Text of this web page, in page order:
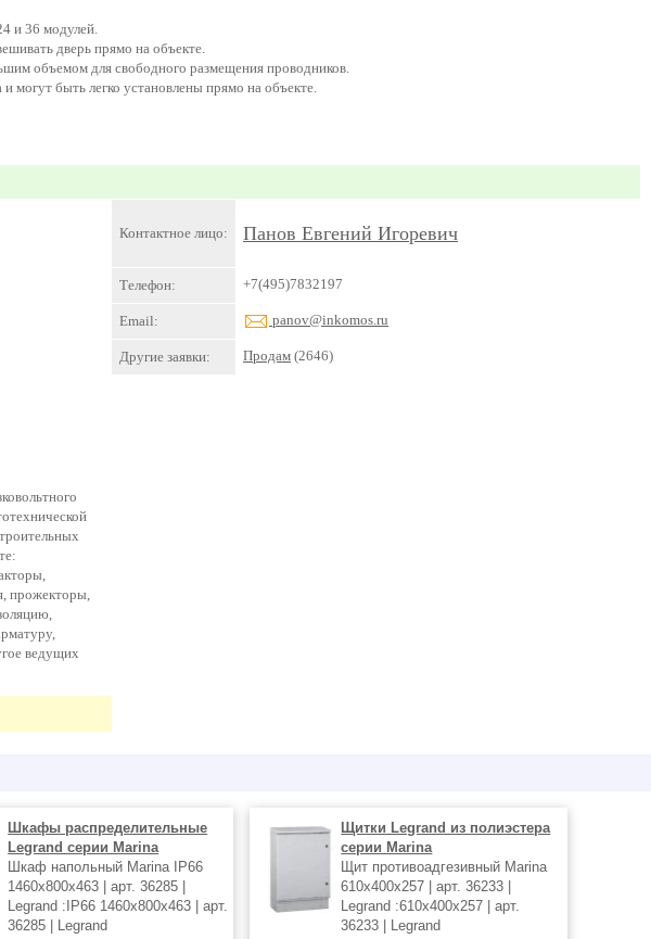
и 36 модулей.
дверь прямо на объекте.
объемом для свободного размещения проводников.
быть легко установлены прямо на объекте.
прожекторы,
ведущих
Контактное лицо: Панов Евгений Игоревич
Телефон: +7(495)7832197
Email: panov@inkomos.ru
Другие заявки: Продам (2646)
Шкафы распределительные
Legrand серии Marina
Шкаф напольный Marina IP66
1460x800x463 | арт. 36285 |
Legrand :IP66 1460x800x463 | арт.
36285 | Legrand
Щитки Legrand из полиэстера
серии Marina
Щит противоадгезивный Marina
610х400х257 | арт. 36233 |
Legrand :610х400х257 | арт.
36233 | Legrand